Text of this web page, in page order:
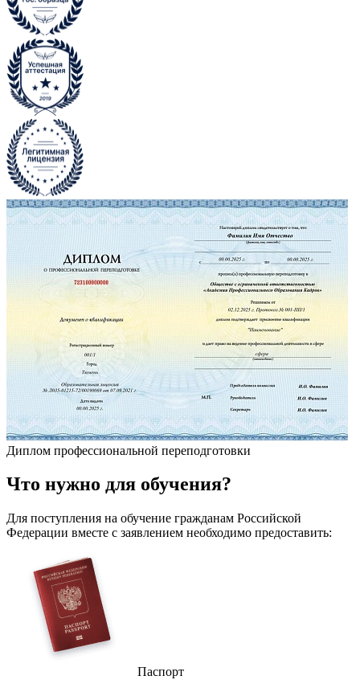
Диплом профессиональной переподготовки
Что нужно для обучения?
Для поступления на обучение гражданам Российской
Федерации вместе с заявлением необходимо предоставить:
Паспорт